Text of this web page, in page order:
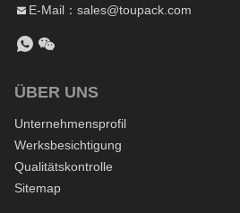
E-Mail：sales@toupack.com
ÜBER UNS
Unternehmensprofil
Werksbesichtigung
Qualitätskontrolle
Sitemap